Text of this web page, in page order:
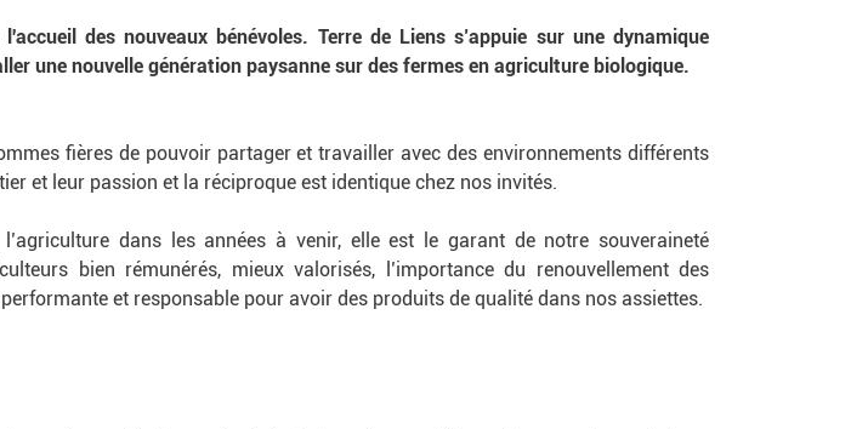
des nouveaux bénévoles. Terre de Liens s’appuie sur une dynamique
une nouvelle génération paysanne sur des fermes en agriculture biologique.
fières de pouvoir partager et travailler avec des environnements différents
et leur passion et la réciproque est identique chez nos invités.
dans les années à venir, elle est le garant de notre souveraineté
bien rémunérés, mieux valorisés, l’importance du renouvellement des
et responsable pour avoir des produits de qualité dans nos assiettes.